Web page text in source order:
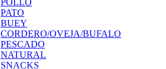
POLLO
PATO
BUEY
CORDERO/OVEJA/BUFALO
PESCADO
NATURAL
SNACKS